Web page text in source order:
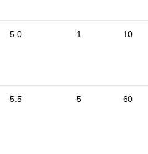
5.0 1 10
5.5 5 60